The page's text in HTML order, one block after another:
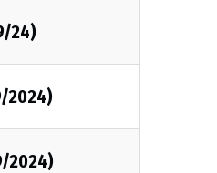
24)
2024)
2024)